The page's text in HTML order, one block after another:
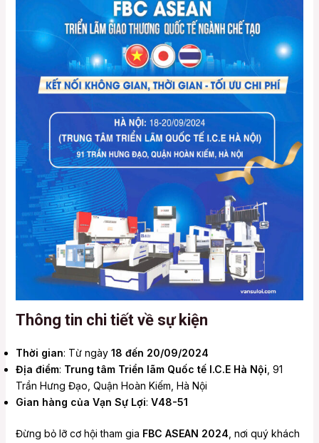
Thông tin chi tiết về sự kiện
Thời gian: Từ ngày 18 đến 20/09/2024
Địa điểm: Trung tâm Triển lãm Quốc tế I.C.E Hà Nội , 91
Trần Hưng Đạo, Quận Hoàn Kiếm, Hà Nội
Gian hàng của Vạn Sự Lợi: V48-51
Đừng bỏ lỡ cơ hội tham gia FBC ASEAN 2024 , nơi quý khách